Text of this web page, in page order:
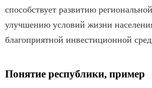
способствует развитию
улучшению условий жизни
благоприятной инвестиционной
Понятие республики, пример